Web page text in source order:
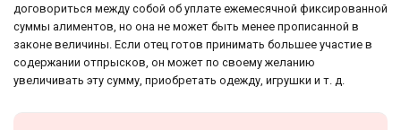
договориться между собой об уплате ежемесячной фиксированной
суммы алиментов, но она не может быть менее прописанной в
законе величины. Если отец готов принимать большее участие в
содержании отпрысков, он может по своему желанию
увеличивать эту сумму, приобретать одежду, игрушки и т. д.